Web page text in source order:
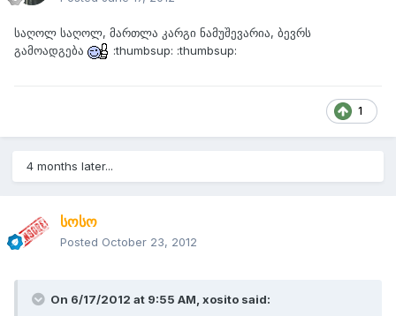
საღოლ საღოლ, მართლა კარგი ნამუშევარია, ბევრს
გამოადგება
:thumbsup: :thumbsup:
1
4 months later...
სოსო
Posted October 23, 2012
On 6/17/2012 at 9:55 AM, xosito said: